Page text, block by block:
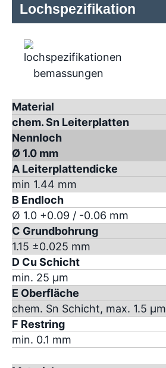
Lochspezifikation
Material
chem. Sn Leiterplatten
Nennloch
Ø 1.0 mm
A Leiterplattendicke
min 1.44 mm
B Endloch
Ø 1.0 +0.09 / -0.06 mm
C Grundbohrung
1.15 ±0.025 mm
D Cu Schicht
min. 25 µm
E Oberfläche
chem. Sn Schicht, max. 1.5 µm
F Restring
min. 0.1 mm